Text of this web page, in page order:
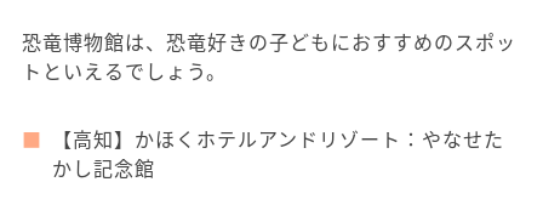
恐竜博物館は、恐竜好きの子どもにおすすめのスポッ
トといえるでしょう。
【高知】かほくホテルアンドリゾート：やなせた
かし記念館